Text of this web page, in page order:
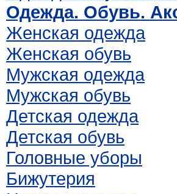
Одежда. Обувь.
Женская одежда
Женская обувь
Мужская одежда
Мужская обувь
Детская одежда
Детская обувь
Головные уборы
Бижутерия